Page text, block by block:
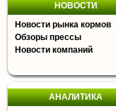
НОВОСТИ
Новости рынка кормов
Обзоры прессы
Новости компаний
АНАЛИТИКА